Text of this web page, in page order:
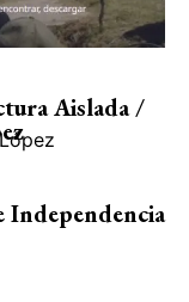
Aislada /
Independencia